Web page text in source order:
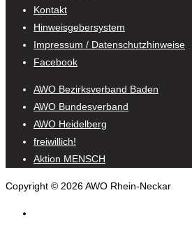
Kontakt
Hinweisgebersystem
Impressum / Datenschutzhinweise
Facebook
AWO Bezirksverband Baden
AWO Bundesverband
AWO Heidelberg
freiwillich!
Aktion MENSCH
Copyright © 2026 AWO Rhein-Neckar